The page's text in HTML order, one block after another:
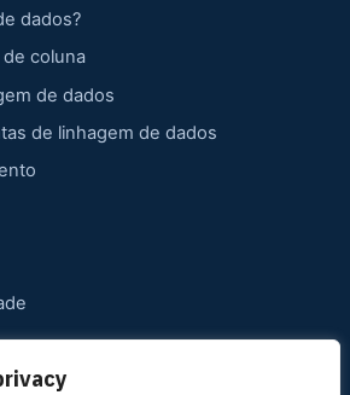
dados?
coluna
de dados
de linhagem de dados